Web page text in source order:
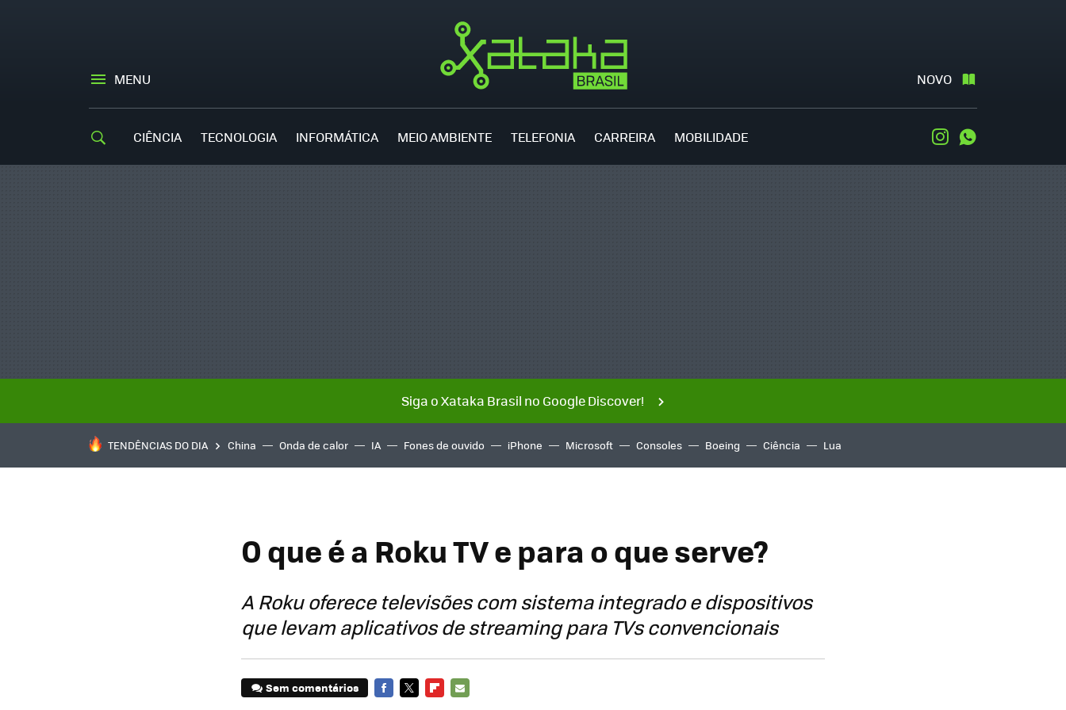
MENU NOVO
CIÊNCIA TECNOLOGIA INFORMÁTICA MEIO AMBIENTE TELEFONIA CARREIRA MOBILIDADE Instagram
Siga o Xataka Brasil no Google Discover!
TENDÊNCIAS DO DIA China Onda de calor IA Fones de ouvido iPhone Microsoft Consoles Boeing Ciência Lua
O que é a Roku TV e para o que serve?
A Roku oferece televisões com sistema integrado e dispositivos
que levam aplicativos de streaming para TVs convencionais
Sem comentários